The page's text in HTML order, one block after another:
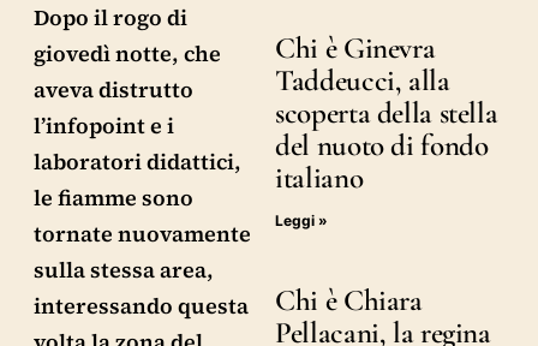
Dopo il rogo di
giovedì notte, che
aveva distrutto
l’infopoint e i
laboratori didattici,
le fiamme sono
tornate nuovamente
sulla stessa area,
interessando questa
Chi è Ginevra
Taddeucci, alla
scoperta della stella
del nuoto di fondo
italiano
Leggi »
Chi è Chiara
Pellacani, la regina